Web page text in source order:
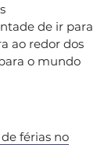
de ir para
ao redor dos
o mundo
férias no